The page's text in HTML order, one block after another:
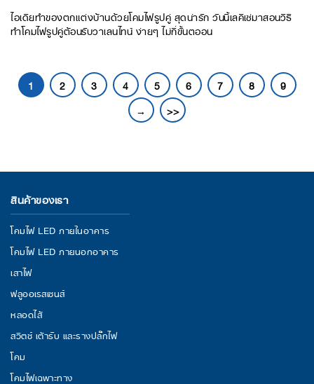
ไอเดียทำของตกแต่งบ้านด้วยโคมไฟรูปคู่ สุดน่ารัก วันนี้เลคิเซ่มาสอนวิธี
ทำโคมไฟรูปคู่ต้อนรับวาเลนไทน์ ง่ายๆ ไม่กี่ขั้นตออน
1 2 3 4 5 6 7 8
9
→
>>
สินค้าของเรา
โคมไฟ LED ภายในอาคาร
โคมไฟ LED ภายนอกอาคาร
เสาไฟ
ฟลูออเรสเซนส์
หลอดไส้
สวิตช์ เต้ารับ และรางปลั๊กไฟ
โคม
โคมไฟเฉพาะทาง